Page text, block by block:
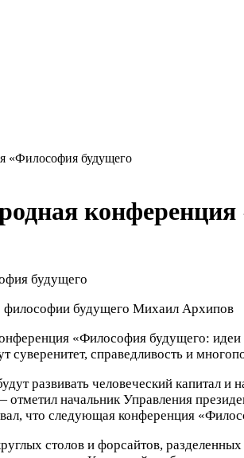
«Философия будущего
философии будущего Михаил Архипов
«Философия будущего:
суверенитет, справедливость и
развивать человеческий капитал
начальник Управления
что следующая конференция
столов и форсайтов,